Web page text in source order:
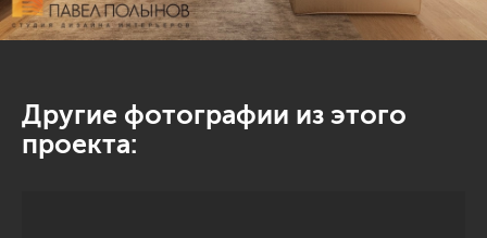
Другие фотографии из этого
проекта: